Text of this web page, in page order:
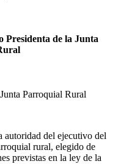
Presidenta de la Junta
Parroquial Rural
autoridad del ejecutivo del
rural, elegido de
previstas en la ley de la